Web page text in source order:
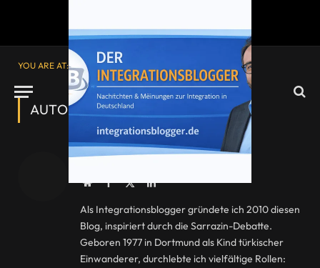
YOU ARE AT: Startseite»
AUTOR: RESUL ÖZCELIK
Resul Özcelik
WebsiteFacebook
X
LinkedIn
Als Integrationsblogger gründete ich 2010 diesen
Blog, inspiriert durch die Sarrazin-Debatte.
Geboren 1977 in Dortmund als Kind türkischer
Einwanderer, durchlebte ich vielfältige Rollen: